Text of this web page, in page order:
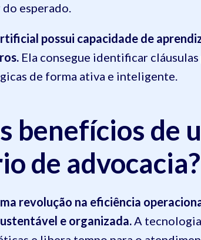
esperado.
possui capacidade de
Ela consegue identificar
de forma ativa e inteligente.
benefícios de
de advocacia?
revolução na eficiência
e organizada.A